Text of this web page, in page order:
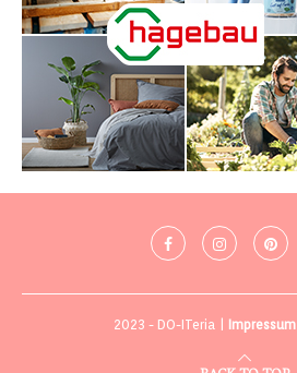
2023 - DO-ITeria | Impressum